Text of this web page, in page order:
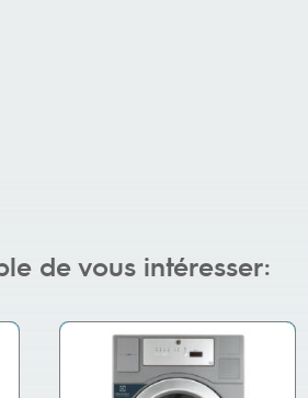
de vous intéresser: